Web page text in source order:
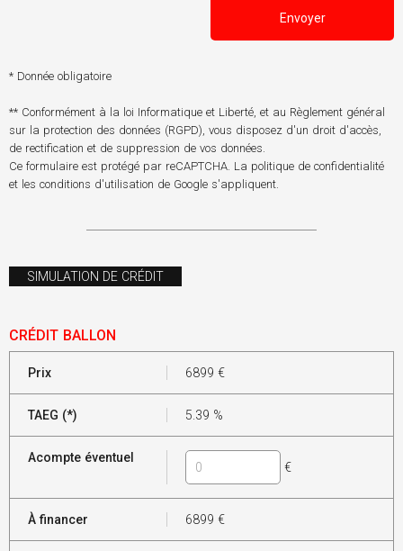
Envoyer
* Donnée obligatoire
** Conformément à la loi Informatique et Liberté, et au Règlement général
sur la protection des données (RGPD), vous disposez d'un droit d'accès,
de rectification et de suppression de vos données.
Ce formulaire est protégé par reCAPTCHA. La politique de confidentialité
et les conditions d'utilisation de Google s'appliquent.
SIMULATION DE CRÉDIT
CRÉDIT BALLON
Prix 6899 €
TAEG (*) 5.39 %
Acompte éventuel
€
À financer 6899 €